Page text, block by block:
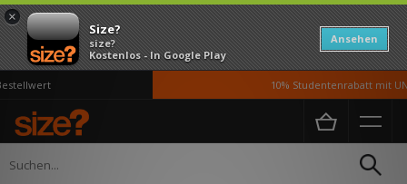
×
Size?
size?
Kostenlos - In Google Play
Ansehen
10% Studentenrabatt mit
Home Herren